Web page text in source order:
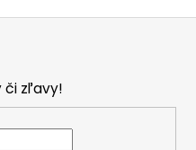
či zľavy!